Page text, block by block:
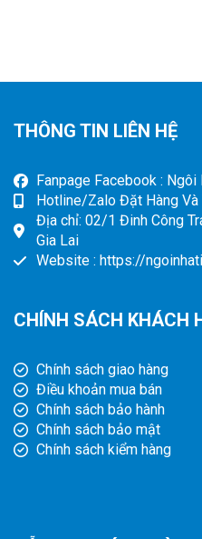
THÔNG TIN LIÊN HỆ
Fanpage Facebook : Ngôi
Hotline/Zalo Đặt Hàng Và
Địa chỉ: 02/1 Đinh Công
Gia Lai
Website : https://
CHÍNH SÁCH KHÁCH
Chính sách giao hàng
Điều khoản mua bán
Chính sách bảo hành
Chính sách bảo mật
Chính sách kiểm hàng